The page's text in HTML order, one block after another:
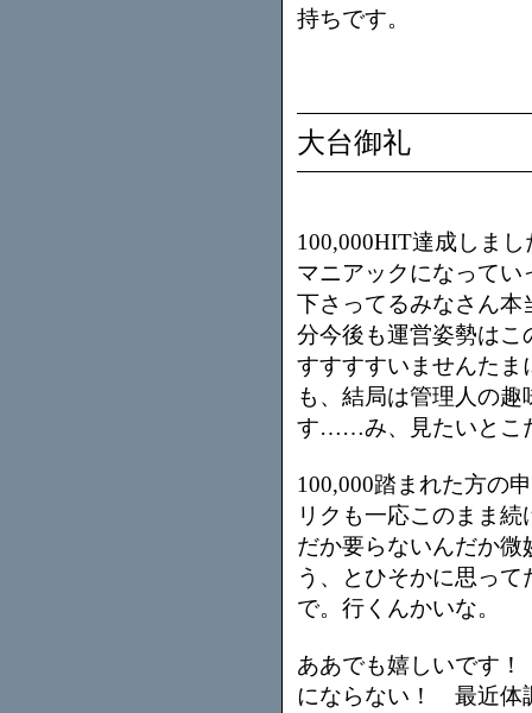
持ちです。
大台御礼
100,000HIT達成しま
マニアックになって
下さってるみなさん
分今後も運営姿勢は
すすすすいませんたま
も、結局は管理人の
す……み、見たいと
100,000踏まれた方の
リクも一応このまま
だか要らないんだか
う、とひそかに思っ
で。行くんかいな。
ああでも嬉しいです
にならない！ 最近体